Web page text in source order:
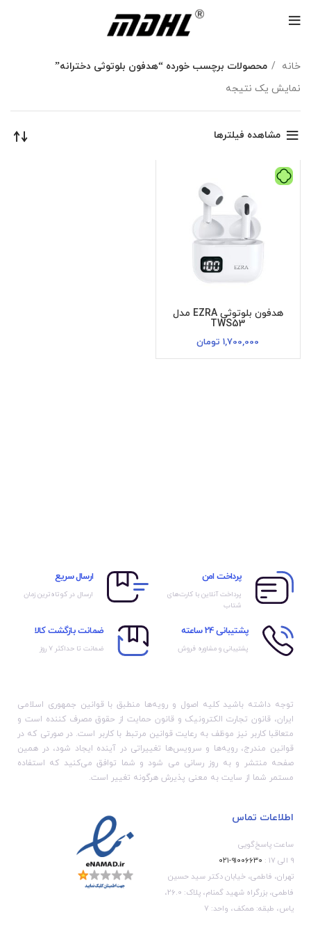
خانه
محصولات برچسب خورده “هدفون بلوتوثی دخترانه”
نمایش یک نتیجه
مشاهده فیلترها
هدفون بلوتوثی EZRA مدل
TWS53
1,700,000 تومان
پرداخت امن
پرداخت آنلاین با کارت‌های
شتاب
ارسال سریع
ارسال در کوتاه‌ترین زمان
پشتیبانی 24 ساعته
پشتیبانی و مشاوره فروش
ضمانت بازگشت کالا
ضمانت تا حداکثر ۷ روز
توجه داشته باشید کلیه اصول و رویه‏‌ها منطبق با قوانین جمهوری اسلامی
ایران، قانون تجارت الکترونیک و قانون حمایت از حقوق مصرف کننده است و
متعاقبا کاربر نیز موظف به رعایت قوانین مرتبط با کاربر است. در صورتی که در
قوانین مندرج، رویه‏‌ها و سرویس‏‌ها تغییراتی در آینده ایجاد شود، در همین
صفحه منتشر و به روز رسانی می شود و شما توافق می‏‌کنید که استفاده
مستمر شما از سایت به معنی پذیرش هرگونه تغییر است.
اطلاعات تماس
ساعت پاسخ‌گویی
۹ الی ۱۷ :
۹۱۰۰۶۶۳۰-۰۲۱
تهران، فاطمی، خیابان دکتر سید حسین
فاطمی، بزرگراه شهید گمنام، پلاک: 26.0،
یاس، طبقه: همکف، واحد: 7